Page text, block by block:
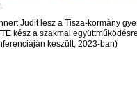
Judit lesz a Tisza-kormány
kész a szakmai
készült, 2023-ban)